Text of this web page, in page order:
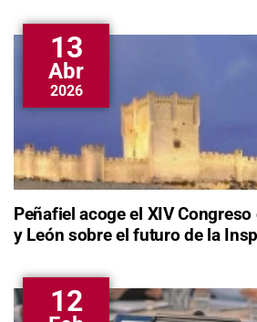
13
Abr
2026
Peñafiel acoge el XIV Congreso
y León sobre el futuro de la
12